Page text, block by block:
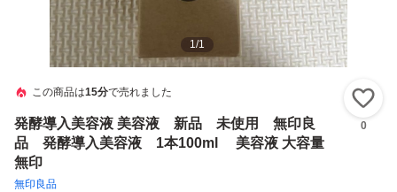
1/1
この商品は15分で売れました
発酵導入美容液 美容液 新品 未使用 無印良
品 発酵導入美容液 1本100ml 美容液 大容量
無印
無印良品
0